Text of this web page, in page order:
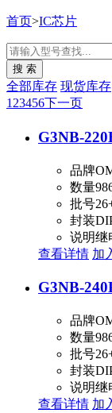
首页>IC芯片
全部库存 现货库存
1 23456下一页
G3NB-
品牌
数量
批号
封装
说明继
查看详情 加
G3NB-
品牌
数量
批号
封装
说明继
查看详情 加